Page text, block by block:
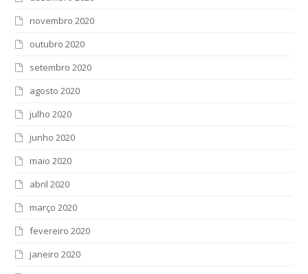
novembro 2020
outubro 2020
setembro 2020
agosto 2020
julho 2020
junho 2020
maio 2020
abril 2020
março 2020
fevereiro 2020
janeiro 2020